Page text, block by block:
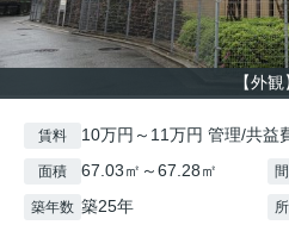
【外観
賃料 10万円～11万円 管理/共益
面積 67.03㎡～67.28㎡
築年数 築25年